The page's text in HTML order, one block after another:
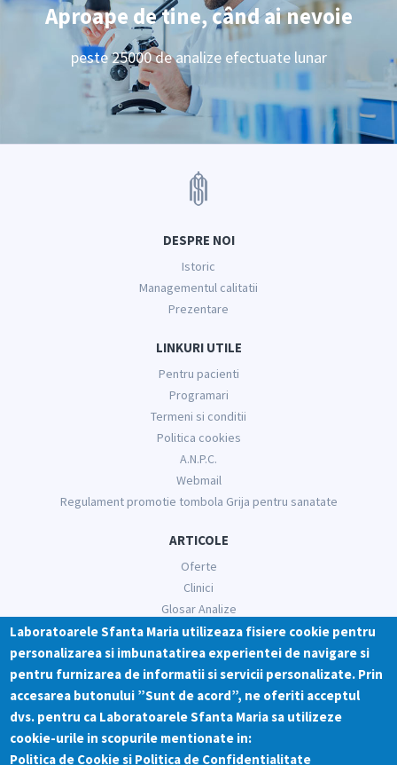
Aproape de tine, când ai nevoie
peste 25000 de analize efectuate lunar
DESPRE NOI
Istoric
Managementul calitatii
Prezentare
LINKURI UTILE
Pentru pacienti
Programari
Termeni si conditii
Politica cookies
A.N.P.C.
Webmail
Regulament promotie tombola Grija pentru sanatate
ARTICOLE
Oferte
Clinici
Glosar Analize
Informatii medicale
RETELE SOCIALE
©2017 Acest site este propietatea S.C. DIAMED CENTER S.R.L Toate drepturile rezervate.
Laboratoarele Sfanta Maria utilizeaza fisiere cookie pentru
personalizarea si imbunatatirea experientei de navigare si
pentru furnizarea de informatii si servicii personalizate. Prin
accesarea butonului ”Sunt de acord”, ne oferiti acceptul
dvs. pentru ca Laboratoarele Sfanta Maria sa utilizeze
cookie-urile in scopurile mentionate in:
Politica de Cookiesi Politica de Confidentialitate